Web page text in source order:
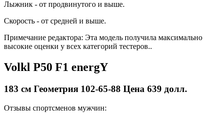
Лыжник - от продвинутого и выше.
Скорость - от средней и выше.
Примечание редактора: Эта модель получила максимально
высокие оценки у всех категорий тестеров..
Volkl P50 F1 energY
183 см Геометрия 102-65-88 Цена 639 долл.
Отзывы спортсменов мужчин: